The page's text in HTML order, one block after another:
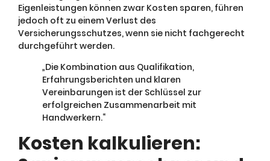
Eigenleistungen können zwar Kosten sparen, führen
jedoch oft zu einem Verlust des
Versicherungsschutzes, wenn sie nicht fachgerecht
durchgeführt werden.
„Die Kombination aus Qualifikation,
Erfahrungsberichten und klaren
Vereinbarungen ist der Schlüssel zur
erfolgreichen Zusammenarbeit mit
Handwerkern.“
Kosten kalkulieren: